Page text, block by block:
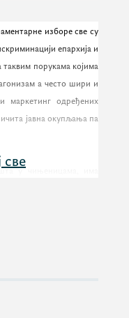
изборе све су
епархија и
таквим порукама којима
а често шири и
маркетинг одређених
јавна окупљања па
у чињеницама, има
пролонгирала и
Црне Горе.
доприноси да се о
све